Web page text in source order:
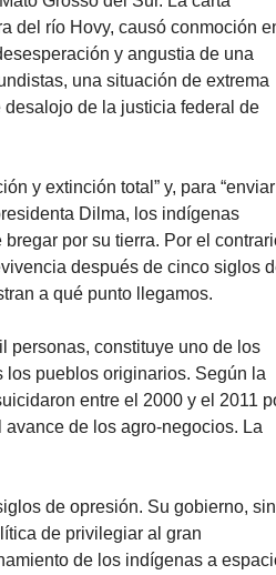
del río Hovy, causó conmoción
y angustia de una
una situación de extrema
desalojo de la justicia federal de
y extinción total” y, para “enviar
Dilma, los indígenas
por su tierra. Por el
después de cinco siglos
a qué punto llegamos.
personas, constituye uno de los
pueblos originarios. Según la
entre el 2000 y el 2011
de los agro-negocios. La
de opresión. Su gobierno, sin
de privilegiar al gran
de los indígenas a